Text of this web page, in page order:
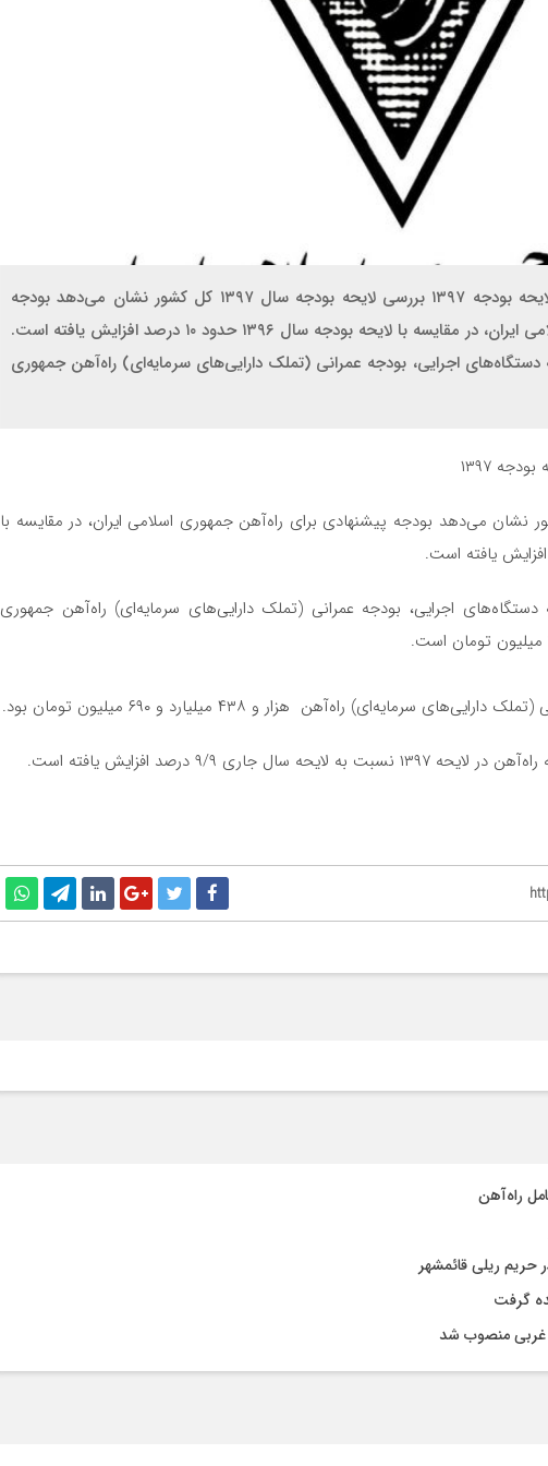
رشد ۱۰ درصدی بودجه راه آهن در لایحه بودجه ۱۳۹۷ بررسی لایحه بودجه سال ۱۳۹۷ کل کشور نشان می‌دهد بودجه
پیشنهادی برای راه‌آهن جمهوری اسلامی ایران، در مقایسه با لایحه بودجه سال ۱۳۹۶ حدود ۱۰ درصد افزایش یافته است.
۷ خلاصه بودجه دستگاه‌های اجرایی، بودجه عمرانی (تملک دارایی‌های سرمایه‌ای) راه‌آهن جمهوری
بودجه سال ۱۳۹۷ کل کشور نشان می‌دهد بودجه پیشنهادی برای راه‌آهن جمهوری اسلامی ایران، در مقایسه با
۷ خلاصه بودجه دستگاه‌های اجرایی، بودجه عمرانی (تملک دارایی‌های سرمایه‌ای) راه‌آهن جمهوری
سرمایه‌ای) راه‌آهن هزار و ۴۳۸ میلیارد و ۶۹۰ میلیون تومان بود.
۹/۹ درصد افزایش یافته است.
راه‌آهن
حریم ریلی قائمشهر
گرفت
غربی منصوب شد